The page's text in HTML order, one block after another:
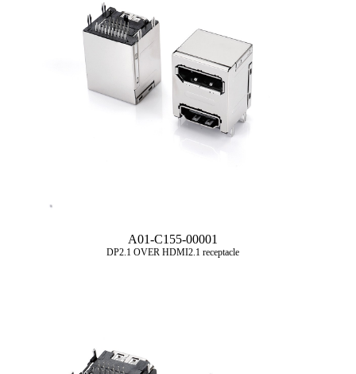
A01-C155-00001
DP2.1 OVER HDMI2.1 receptacle